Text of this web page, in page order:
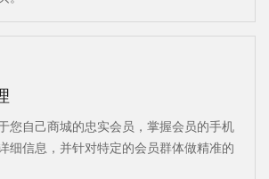
您自己商城的忠实会员，掌握会员的手机
细信息，并针对特定的会员群体做精准的